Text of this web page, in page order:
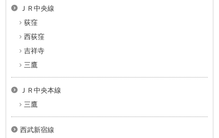
ＪＲ中央線
荻窪
西荻窪
吉祥寺
三鷹
ＪＲ中央本線
三鷹
西武新宿線